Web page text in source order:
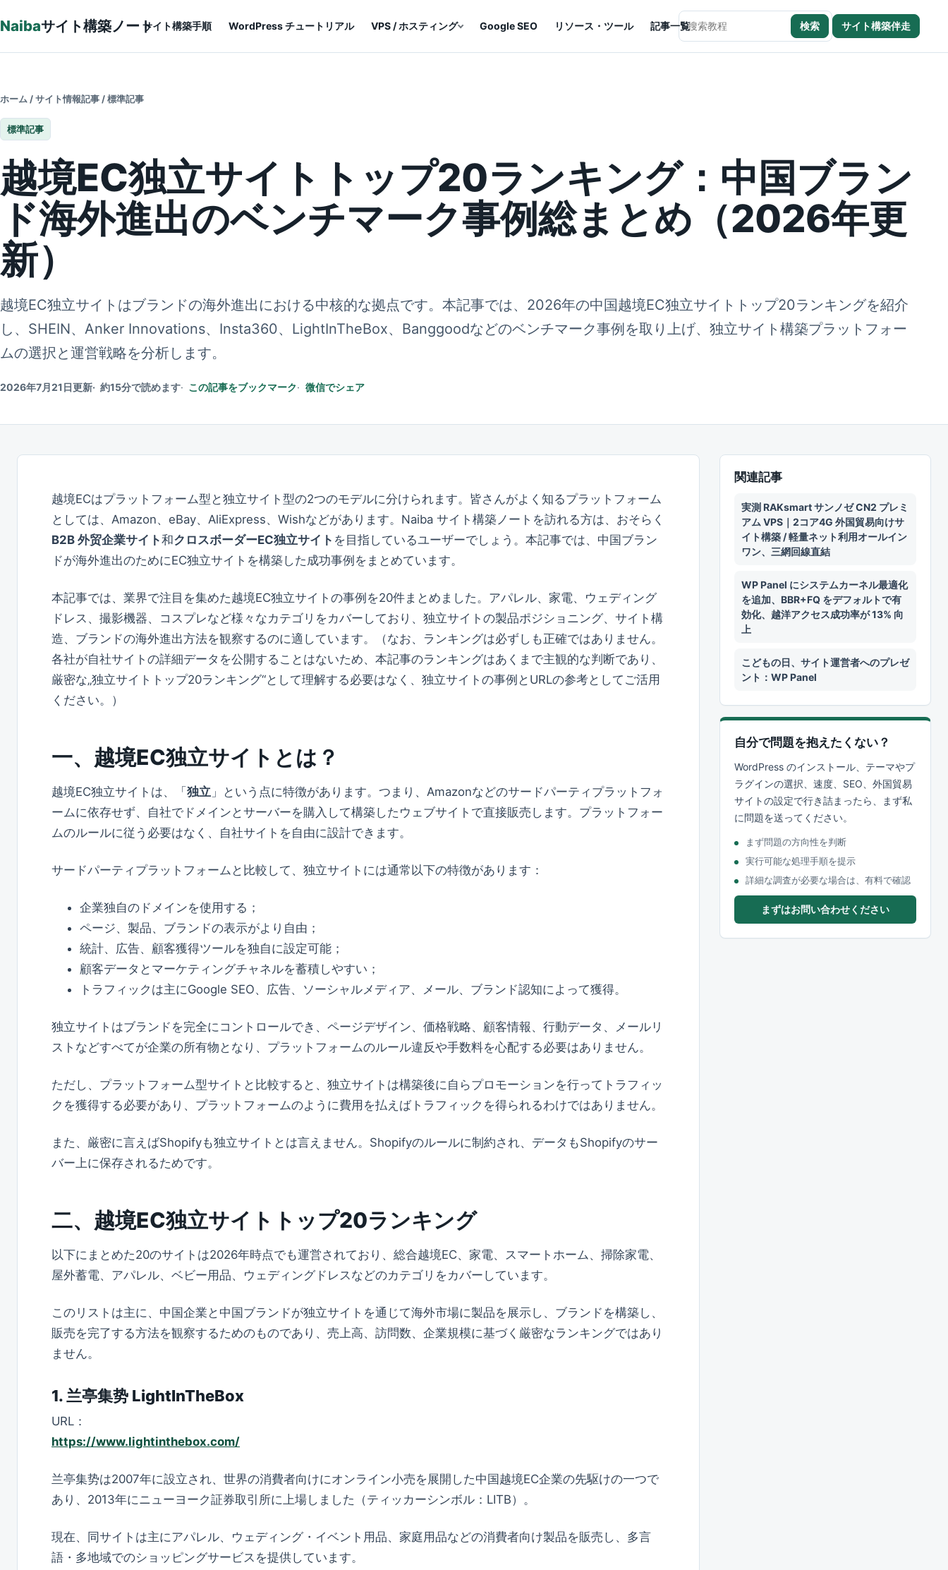
Naibaサイト構築ノートサイト構築手順 WordPress チュートリアル VPS / ホスティング Google SEO リソース・ツール 記事一覧
サイト内検索
検索 サイト構築伴走
ホーム /サイト情報記事 /標準記事
標準記事
越境EC独立サイトトップ20ランキング：中国ブラン
ド海外進出のベンチマーク事例総まとめ（2026年更
新）
越境EC独立サイトはブランドの海外進出における中核的な拠点です。本記事では、2026年の中国越境EC独立サイトトップ20ランキングを紹介
し、SHEIN、Anker Innovations、Insta360、LightInTheBox、Banggoodなどのベンチマーク事例を取り上げ、独立サイト構築プラットフォー
ムの選択と運営戦略を分析します。
2026年7月21日更新 約15分で読めます この記事をブックマーク 微信でシェア
越境ECはプラットフォーム型と独立サイト型の2つのモデルに分けられます。皆さんがよく知るプラットフォーム
としては、Amazon、eBay、AliExpress、Wishなどがあります。Naiba サイト構築ノートを訪れる方は、おそらく
B2B 外贸企業サイト和クロスボーダーEC独立サイト を目指しているユーザーでしょう。本記事では、中国ブラン
ドが海外進出のためにEC独立サイトを構築した成功事例をまとめています。
本記事では、業界で注目を集めた越境EC独立サイトの事例を20件まとめました。アパレル、家電、ウェディング
ドレス、撮影機器、コスプレなど様々なカテゴリをカバーしており、独立サイトの製品ポジショニング、サイト構
造、ブランドの海外進出方法を観察するのに適しています。（なお、ランキングは必ずしも正確ではありません。
各社が自社サイトの詳細データを公開することはないため、本記事のランキングはあくまで主観的な判断であり、
厳密な„独立サイトトップ20ランキング“として理解する必要はなく、独立サイトの事例とURLの参考としてご活用
ください。）
一、越境EC独立サイトとは？
越境EC独立サイトは、「 独立 」という点に特徴があります。つまり、Amazonなどのサードパーティプラットフォ
ームに依存せず、自社でドメインとサーバーを購入して構築したウェブサイトで直接販売します。プラットフォー
ムのルールに従う必要はなく、自社サイトを自由に設計できます。
サードパーティプラットフォームと比較して、独立サイトには通常以下の特徴があります：
企業独自のドメインを使用する；
ページ、製品、ブランドの表示がより自由；
統計、広告、顧客獲得ツールを独自に設定可能；
顧客データとマーケティングチャネルを蓄積しやすい；
トラフィックは主にGoogle SEO、広告、ソーシャルメディア、メール、ブランド認知によって獲得。
独立サイトはブランドを完全にコントロールでき、ページデザイン、価格戦略、顧客情報、行動データ、メールリ
ストなどすべてが企業の所有物となり、プラットフォームのルール違反や手数料を心配する必要はありません。
ただし、プラットフォーム型サイトと比較すると、独立サイトは構築後に自らプロモーションを行ってトラフィッ
クを獲得する必要があり、プラットフォームのように費用を払えばトラフィックを得られるわけではありません。
また、厳密に言えばShopifyも独立サイトとは言えません。Shopifyのルールに制約され、データもShopifyのサー
バー上に保存されるためです。
二、越境EC独立サイトトップ20ランキング
以下にまとめた20のサイトは2026年時点でも運営されており、総合越境EC、家電、スマートホーム、掃除家電、
屋外蓄電、アパレル、ベビー用品、ウェディングドレスなどのカテゴリをカバーしています。
このリストは主に、中国企業と中国ブランドが独立サイトを通じて海外市場に製品を展示し、ブランドを構築し、
販売を完了する方法を観察するためのものであり、売上高、訪問数、企業規模に基づく厳密なランキングではあり
ません。
1. 兰亭集势 LightInTheBox
URL：
https://www.lightinthebox.com/
兰亭集势は2007年に設立され、世界の消費者向けにオンライン小売を展開した中国越境EC企業の先駆けの一つで
あり、2013年にニューヨーク証券取引所に上場しました（ティッカーシンボル：LITB）。
現在、同サイトは主にアパレル、ウェディング・イベント用品、家庭用品などの消費者向け製品を販売し、多言
語・多地域でのショッピングサービスを提供しています。
関連記事
実測 RAKsmart サンノゼ CN2 プレミ
アム VPS｜2コア4G 外国貿易向けサ
イト構築 / 軽量ネット利用オールイン
ワン、三網回線直結
WP Panel にシステムカーネル最適化
を追加、BBR+FQ をデフォルトで有
効化、越洋アクセス成功率が 13% 向
上
こどもの日、サイト運営者へのプレゼ
ント：WP Panel
自分で問題を抱えたくない？
WordPress のインストール、テーマやプ
ラグインの選択、速度、SEO、外国貿易
サイトの設定で行き詰まったら、まず私
に問題を送ってください。
まず問題の方向性を判断
実行可能な処理手順を提示
詳細な調査が必要な場合は、有料で確認
まずはお問い合わせください